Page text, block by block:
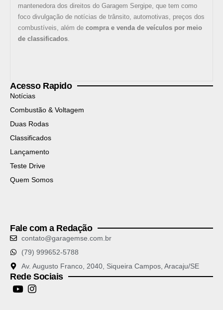
mantenedora dos direitos do Garagem Sergipe, que tem como
foco divulgação de notícias de trânsito, automotivas, preços dos
combustíveis, além de compra e venda de veículos por meio
de classificados.
Acesso Rapido
Notícias
Combustão & Voltagem
Duas Rodas
Classificados
Lançamento
Teste Drive
Quem Somos
Fale com a Redação
contato@garagemse.com.br
(79) 999652-5788
Av. Augusto Franco, 2040, Siqueira Campos, Aracaju/SE
Rede Sociais